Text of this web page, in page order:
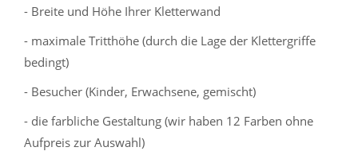
- Breite und Höhe Ihrer Kletterwand
- maximale Tritthöhe (durch die Lage der Klettergriffe
bedingt)
- Besucher (Kinder, Erwachsene, gemischt)
- die farbliche Gestaltung (wir haben 12 Farben ohne
Aufpreis zur Auswahl)